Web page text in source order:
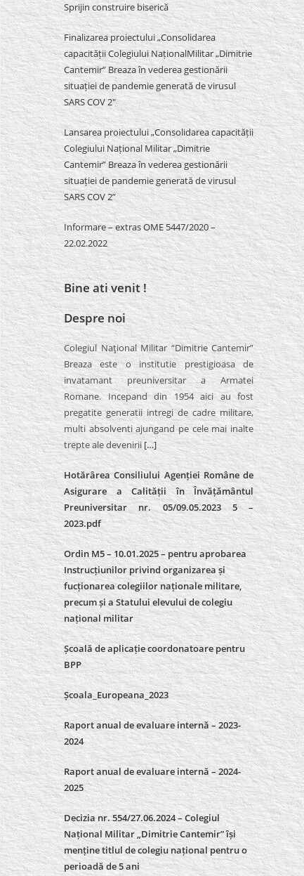
Sprijin construire biserică
Finalizarea proiectului „Consolidarea
capacității Colegiului NaționalMilitar „Dimitrie
Cantemir” Breaza în vederea gestionării
situației de pandemie generată de virusul
SARS COV 2″
Lansarea proiectului „Consolidarea capacității
Colegiului Național Militar „Dimitrie
Cantemir” Breaza în vederea gestionării
situației de pandemie generată de virusul
SARS COV 2”
Informare – extras OME 5447/2020 –
22.02.2022
Bine ati venit !
Despre noi
Colegiul Naţional Militar “Dimitrie Cantemir”
Breaza este o institutie prestigioasa de
invatamant preuniversitar a Armatei
Romane. Incepand din 1954 aici au fost
pregatite generatii intregi de cadre militare,
multi absolventi ajungand pe cele mai inalte
trepte ale devenirii […]
Hotărârea Consiliului Agenției Române de
Asigurare a Calității în Învățământul
Preuniversitar nr. 05/09.05.2023 5 –
2023.pdf
Ordin M5 – 10.01.2025 – pentru aprobarea
Instrucțiunilor privind organizarea și
fucționarea colegiilor naționale militare,
precum și a Statului elevului de colegiu
național militar
Școală de aplicație coordonatoare pentru
BPP
Școala_Europeana_2023
Raport anual de evaluare internă – 2023-
2024
Raport anual de evaluare internă –2024-
2025
Decizia nr. 554/27.06.2024 – Colegiul
Național Militar „Dimitrie Cantemir” își
menține titlul de colegiu național pentru o
perioadă de 5 ani